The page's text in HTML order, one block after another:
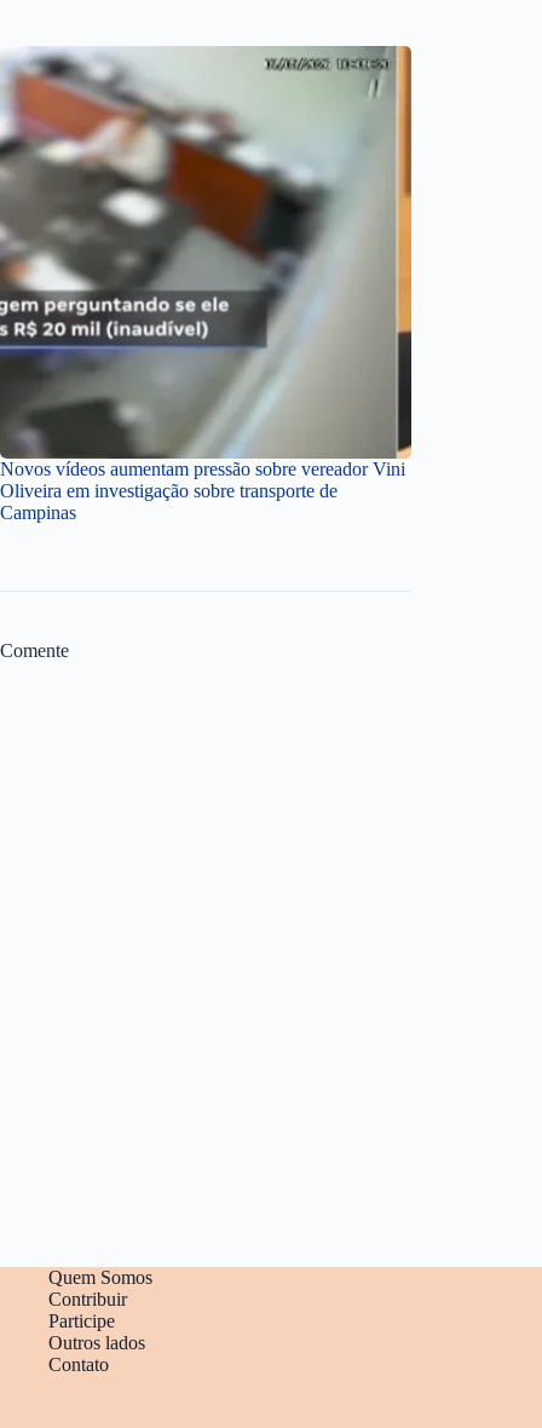
Novos vídeos aumentam pressão sobre vereador Vini
Oliveira em investigação sobre transporte de
Campinas
Comente
Quem Somos
Contribuir
Participe
Outros lados
Contato